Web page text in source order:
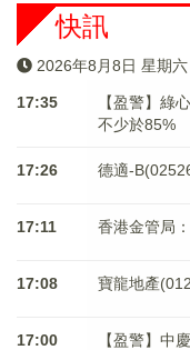
快訊
2026年8月8日 星期
17:35
【盈警】綠
不少於85%
17:26 德適-
17:11 香港金管局
17:08 寶龍地產
17:00
【盈警】中